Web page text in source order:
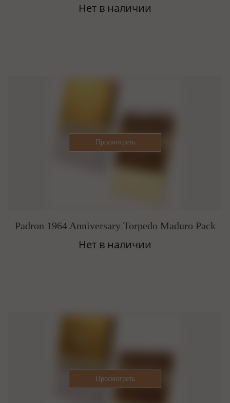
Нет в наличии
Padron 1964 Anniversary Torpedo Maduro Pack
Нет в наличии